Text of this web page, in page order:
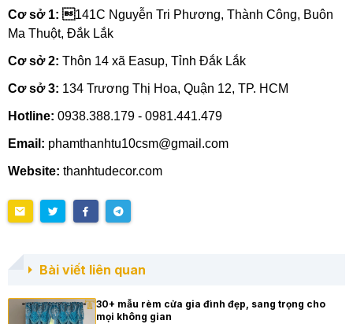
Cơ sở 1: 141C Nguyễn Tri Phương, Thành Công, Buôn
Ma Thuột, Đắk Lắk
Cơ sở 2: Thôn 14 xã Easup, Tỉnh Đắk Lắk
Cơ sở 3: 134 Trương Thị Hoa, Quận 12, TP. HCM
Hotline: 0938.388.179 - 0981.441.479
Email: phamthanhtu10csm@gmail.com
Website: thanhtudecor.com
Bài viết liên quan
30+ mẫu rèm cửa gia đình đẹp, sang trọng cho
mọi không gian